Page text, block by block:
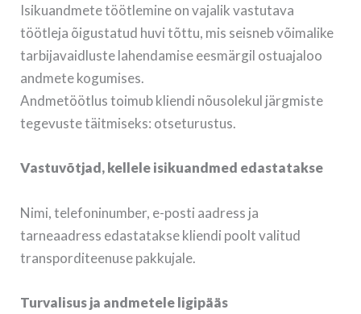
Isikuandmete töötlemine on vajalik vastutava
töötleja õigustatud huvi tõttu, mis seisneb võimalike
tarbijavaidluste lahendamise eesmärgil ostuajaloo
andmete kogumises.
Andmetöötlus toimub kliendi nõusolekul järgmiste
tegevuste täitmiseks: otseturustus.
Vastuvõtjad, kellele isikuandmed edastatakse
Nimi, telefoninumber, e-posti aadress ja
tarneaadress edastatakse kliendi poolt valitud
transporditeenuse pakkujale.
Turvalisus ja andmetele ligipääs